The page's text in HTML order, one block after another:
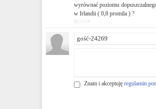
wyrównać poziomu
w Irlandii ( 0,8 promila ) ?
ID:5154
Znam i akceptuję regulamin